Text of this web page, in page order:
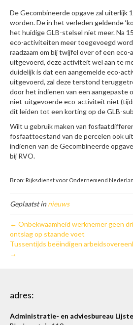
De Gecombineerde opgave zal uiterlijk
worden. De in het verleden geldende
het huidige GLB-stelsel niet meer. Na
eco-activiteiten meer toegevoegd
raadzaam om bij twijfel over of een
uitgevoerd, deze activiteit wel aan te
duidelijk is dat een aangemelde eco-
uitgevoerd, zal deze terstond
door het indienen van een aangepaste
niet-uitgevoerde eco-activiteit niet
dit leiden tot een korting op de GLB-
Wilt u gebruik maken van
fosfaattoestand van de percelen ook
indienen van de Gecombineerde
bij RVO.
Bron: Rijksdienst voor Ondernemend
Geplaatst innieuws
← Onbekwaamheid werknemer geen
ontslag op staande voet
Tussentijds beëindigen
→
adres:
Administratie- en adviesbureau